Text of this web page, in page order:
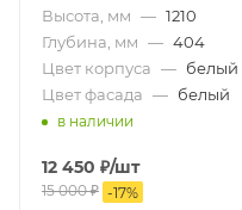
Высота, мм — 1210
Глубина, мм — 404
Цвет корпуса — белый
Цвет фасада — белый
в наличии
12 450 ₽/шт
15 000₽ -17%